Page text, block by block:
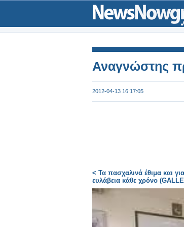
Αναγνώστης
2012-04-13 16:17:05
< Τα πασχαλινά έθιμα και
ευλάβεια κάθε χρόνο